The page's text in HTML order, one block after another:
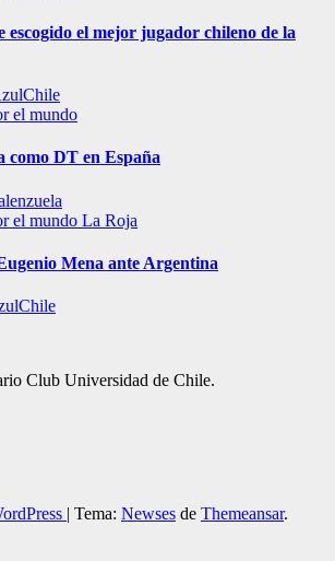
escogido el mejor jugador chileno de la
el mundo
DT en España
el mundo La Roja
Mena ante Argentina
Club Universidad de Chile.
| Tema: Newses de Themeansar.